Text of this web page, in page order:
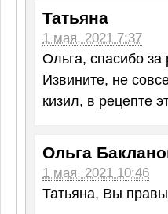
Татьяна
1 мая, 2021 7:37
Ольга, спасибо за
Извините, не
кизил, в рецепте
Ольга
1 мая, 2021 10:46
Татьяна, Вы